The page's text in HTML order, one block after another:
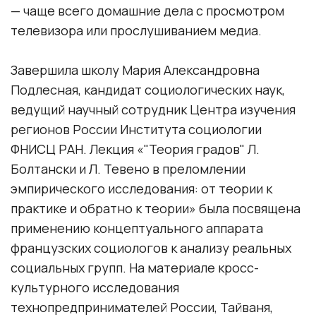
— чаще всего домашние дела с просмотром
телевизора или прослушиванием медиа.
Завершила школу Мария Александровна
Подлесная, кандидат социологических наук,
ведущий научный сотрудник Центра изучения
регионов России Института социологии
ФНИСЦ РАН. Лекция «"Теория градов" Л.
Болтански и Л. Тевено в преломлении
эмпирического исследования: от теории к
практике и обратно к теории» была посвящена
применению концептуального аппарата
французских социологов к анализу реальных
социальных групп. На материале кросс-
культурного исследования
технопредпринимателей России, Тайваня,